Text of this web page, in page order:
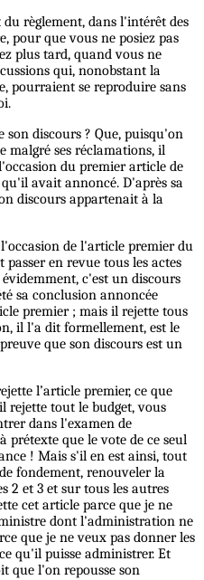
règlement, dans l'intérêt des
pour que vous ne posiez pas
plus tard, quand vous ne
qui, nonobstant la
pourraient se reproduire sans
son discours ? Que, puisqu'on
malgré ses réclamations, il
du premier article de
avait annoncé. D'après sa
discours appartenait à la
de l'article premier du
en revue tous les actes
c'est un discours
sa conclusion annoncée
premier ; mais il rejette tous
il l'a dit formellement, est le
que son discours est un
l’article premier, ce que
rejette tout le budget, vous
dans l'examen de
prétexte que le vote de ce seul
! Mais s'il en est ainsi, tout
fondement, renouveler la
2 et 3 et sur tous les autres
cet article parce que je ne
dont l'administration ne
que je ne veux pas donner les
qu'il puisse administrer. Et
que l'on repousse son